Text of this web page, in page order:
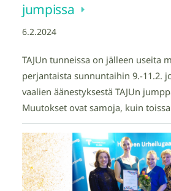
jumpissa
6.2.2024
TAJUn tunneissa on jälleen useita
perjantaista sunnuntaihin 9.-11.2.
vaalien äänestyksestä TAJUn
Muutokset ovat samoja, kuin